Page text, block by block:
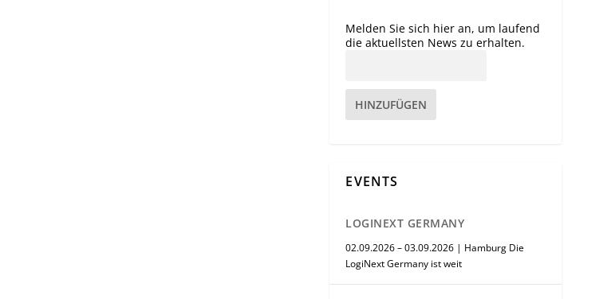
Melden Sie sich hier an, um laufend
die aktuellsten News zu erhalten.
HINZUFÜGEN
EVENTS
LOGINEXT GERMANY
02.09.2026 – 03.09.2026 | Hamburg Die
LogiNext Germany ist weit